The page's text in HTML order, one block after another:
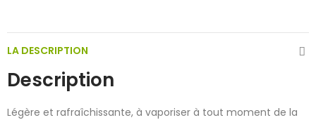
LA DESCRIPTION
Description
Légère et rafraîchissante, à vaporiser à tout moment de la